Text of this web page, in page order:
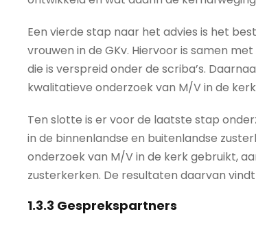
Een vierde stap naar het advies is het
vrouwen in de GKv. Hiervoor is samen
die is verspreid onder de scriba’s.
kwalitatieve onderzoek van M/V in de
Ten slotte is er voor de laatste stap
in de binnenlandse en buitenlandse
onderzoek van M/V in de kerk gebruikt,
zusterkerken. De resultaten daarvan
1.3.3 Gesprekspartners